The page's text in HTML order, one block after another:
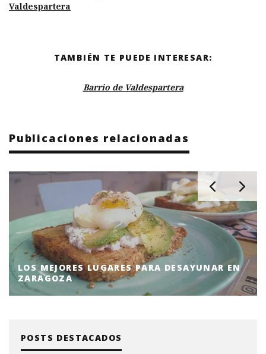
Valdespartera
TAMBIÉN TE PUEDE INTERESAR:
Barrio de Valdespartera
Publicaciones relacionadas
LOS MEJORES LUGARES PARA DESAYUNAR EN
ZARAGOZA
POSTS DESTACADOS